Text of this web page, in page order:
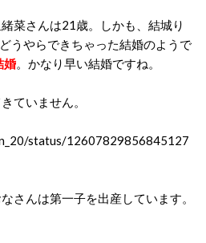
菜さんは21歳。しかも、結城り
うやらできちゃった結婚のようで
婚。かなり早い結婚ですね。
ていません。
status/12607829856845127
さんは第一子を出産しています。